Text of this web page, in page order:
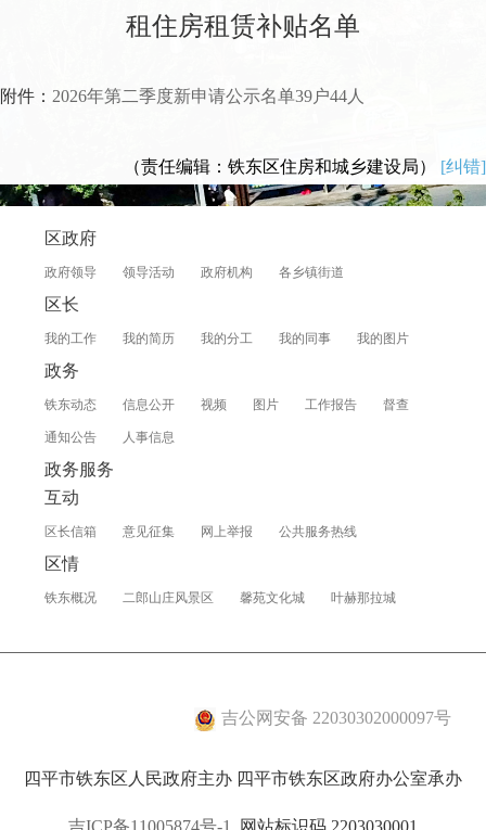
租住房租赁补贴名单
附件： 2026年第二季度新申请公示名单39户44人
（责任编辑：铁东区住房和城乡建设局） [纠错]
区政府
政府领导 领导活动 政府机构 各乡镇街道
区长
我的工作 我的简历 我的分工 我的同事 我的图片
政务
铁东动态 信息公开 视频 图片 工作报告 督查
通知公告 人事信息
政务服务
互动
区长信箱 意见征集 网上举报 公共服务热线
区情
铁东概况 二郎山庄风景区 馨苑文化城 叶赫那拉城
吉公网安备 22030302000097号
四平市铁东区人民政府主办 四平市铁东区政府办公室承办
吉ICP备11005874号-1 网站标识码 2203030001